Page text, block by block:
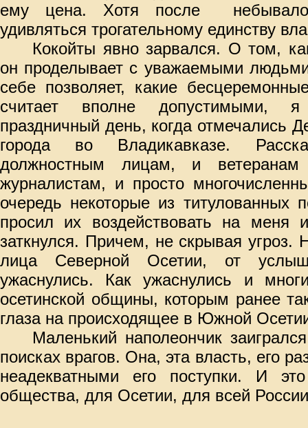
ему цена. Хотя после
удивляться трогательному единству
Кокойты явно зарвался. О том,
он проделывает с уважаемыми
себе позволяет, какие
считает вполне допустимыми,
праздничный день, когда отмечались
города во Владикавказе.
должностным лицам, и
журналистам, и просто
очередь некоторые из титулованных
просил их воздействовать на меня
заткнулся. Причем, не скрывая угроз.
лица Северной Осетии, от
ужаснулись. Как ужаснулись и
осетинской общины, которым ранее
глаза на происходящее в Южной
Маленький наполеончик
поисках врагов. Она, эта власть, его
неадекватными его поступки. И
общества, для Осетии, для всей